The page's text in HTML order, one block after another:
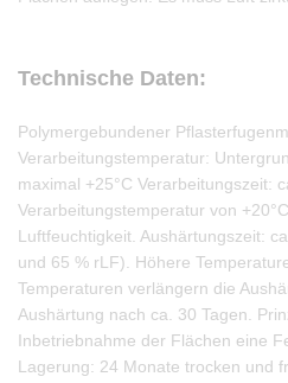
Technische Daten:
Polymergebundener
Verarbeitungstemperatur:
maximal +25°C Verarbeitungszeit:
Verarbeitungstemperatur von
Luftfeuchtigkeit. Aushärtungszeit:
und 65 % rLF). Höhere
Temperaturen verlängern die
Aushärtung nach ca. 30 Tagen.
Inbetriebnahme der Flächen eine
Lagerung: 24 Monate trocken und